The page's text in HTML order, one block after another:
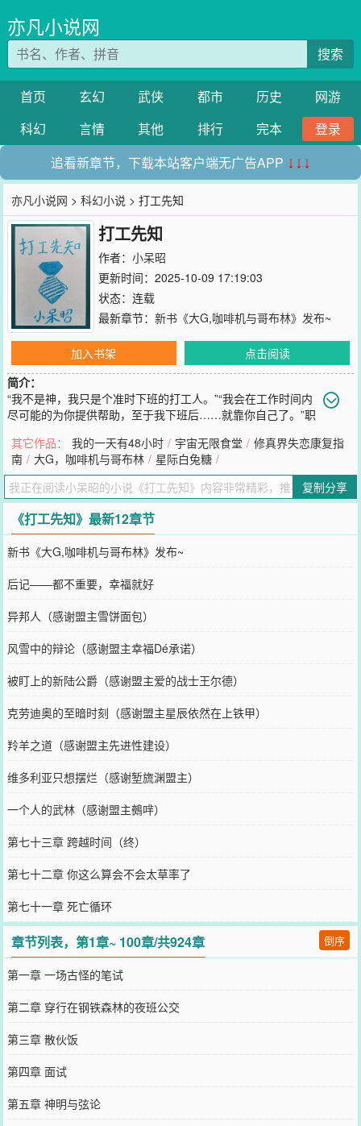
亦凡小说网
搜索
首页 玄幻 武侠 都市 历史
网游
科幻
言情 其他 排行 完本
登录
追看新章节，下载本站客户端无广告APP ↓↓↓
亦凡小说网 >科幻小说 > 打工先知
打工先知
作者： 小呆昭
更新时间：2025-10-09 17:19:03
状态：连载
最新章节： 新书《大G,咖啡机与哥布林》发布~
加入书架
点击阅读
简介：
“我不是神，我只是个准时下班的打工人。”“我会在工作时间内
尽可能的为你提供帮助，至于我下班后……就靠你自己了。”职
您要是觉得《打工先知》还不错的话请不要忘记向您QQ群和微博微信
里的朋友推荐哦！
其它作品： 我的一天有48小时 / 宇宙无限食堂 / 修真界失恋康复指
南 / 大G，咖啡机与哥布林 / 星际白兔糖 /
复制分享
《打工先知》最新12章节
新书《大G,咖啡机与哥布林》发布~
后记——都不重要，幸福就好
异邦人（感谢盟主雪饼面包）
风雪中的辩论（感谢盟主幸福Dé承诺）
被盯上的新陆公爵（感谢盟主爱的战士王尔德）
克劳迪奥的至暗时刻（感谢盟主星辰依然在上铁甲）
羚羊之道（感谢盟主先进性建设）
维多利亚只想摆烂（感谢堑旒渊盟主）
一个人的武林（感谢盟主鵺哶）
第七十三章 跨越时间（终）
第七十二章 你这么算会不会太草率了
第七十一章 死亡循环
章节列表，第1章~ 100章/共924章 倒序
第一章 一场古怪的笔试
第二章 穿行在钢铁森林的夜班公交
第三章 散伙饭
第四章 面试
第五章 神明与弦论